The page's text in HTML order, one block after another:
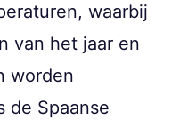
waarbij
van het jaar en
worden
de Spaanse